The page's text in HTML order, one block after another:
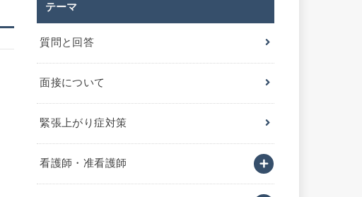
テーマ
質問と回答
面接について
緊張上がり症対策
看護師・准看護師